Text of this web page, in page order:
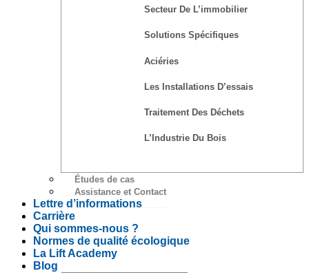
Secteur De L’immobilier
Solutions Spécifiques
Aciéries
Les Installations D’essais
Traitement Des Déchets
L’Industrie Du Bois
Études de cas
Assistance et Contact
Lettre d’informations
Carrière
Qui sommes-nous ?
Normes de qualité écologique
La Lift Academy
Blog